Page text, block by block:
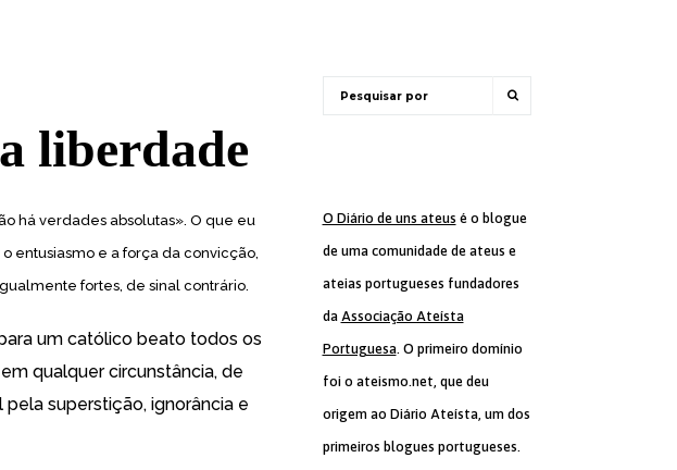
liberdade
há verdades absolutas». O que eu
entusiasmo e a força da convicção,
fortes, de sinal contrário.
um católico beato todos os
qualquer circunstância, de
superstição, ignorância e
O Diário de uns ateus é o blogue
de uma comunidade de ateus e
ateias portugueses fundadores
da Associação Ateísta
Portuguesa. O primeiro domínio
foi o ateismo.net, que deu
origem ao Diário Ateísta, um dos
primeiros blogues portugueses.